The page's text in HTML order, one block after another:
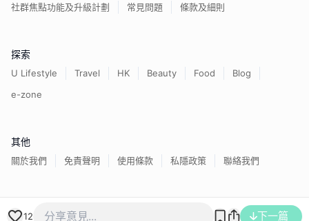
12 下一篇
社群焦點功能及升級計劃
常見問題 條款及細則
探索
U Lifestyle Travel HK Beauty Food
Blog
e-zone
其他
關於我們 免責聲明 使用條款 私隱政策 聯絡我們
香港經濟日報版權所有©